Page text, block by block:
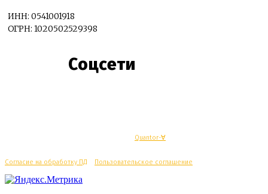
ИНН: 0541001918
ОГРН: 1020502529398
Соцсети
Quantor-∀
Согласие на обработку ПД Пользовательское соглашение